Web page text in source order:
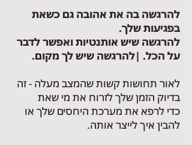
להרגשה בה את אהובה גם כשאת
בפגיעות שלך.
להרגשה שיש אותנטיות ואפשר לדבר
על הכל. |להרגשה שיש לך מקום.
לאור תחושות קשות שהמצב מעלה - זה
בדיוק הזמן שלך לזרוח את מי שאת
כדי לרפא את מערכת היחסים שלך או
להבין איך לייצר אותה.